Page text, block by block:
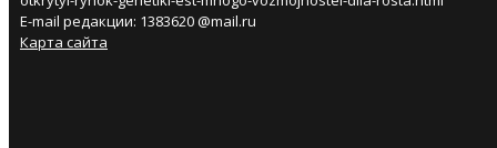
E-mail редакции: 1383620 @mail.ru
Карта сайта